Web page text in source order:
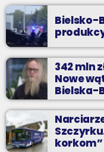
Bielsko-
342 mln
Nowe
Bielska-
korkom”